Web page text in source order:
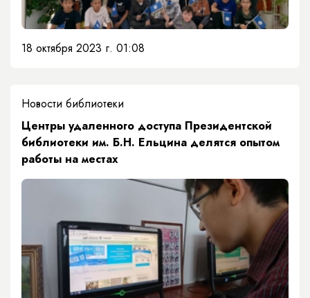
18 октября 2023 г. 01:08
Новости библиотеки
​Центры удаленного доступа Президентской
библиотеки им. Б.Н. Ельцина делятся опытом
работы на местах